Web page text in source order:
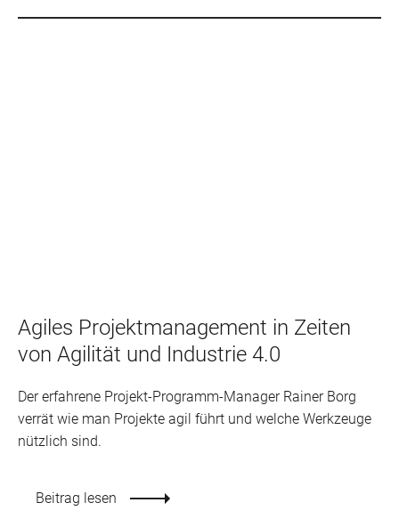
Agiles Projektmanagement in Zeiten
von Agilität und Industrie 4.0
Der erfahrene Projekt-Programm-Manager Rainer Borg
verrät wie man Projekte agil führt und welche Werkzeuge
nützlich sind.
Beitrag lesen